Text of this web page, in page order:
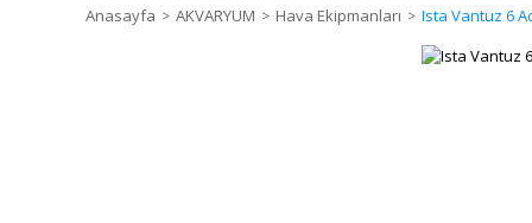
Anasayfa AKVARYUM Hava Ekipmanları Ista Vantuz 6